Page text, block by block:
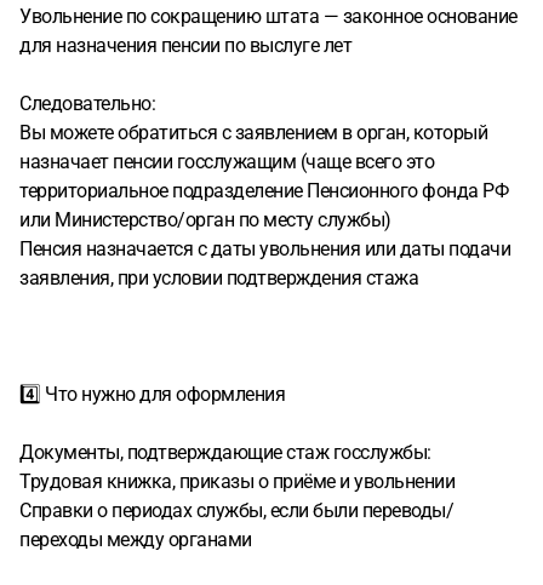
Увольнение по сокращению штата — законное основание
для назначения пенсии по выслуге лет
Следовательно:
Вы можете обратиться с заявлением в орган, который
назначает пенсии госслужащим (чаще всего это
территориальное подразделение Пенсионного фонда РФ
или Министерство/орган по месту службы)
Пенсия назначается с даты увольнения или даты подачи
заявления, при условии подтверждения стажа
4️⃣ Что нужно для оформления
Документы, подтверждающие стаж госслужбы:
Трудовая книжка, приказы о приёме и увольнении
Справки о периодах службы, если были переводы/
переходы между органами